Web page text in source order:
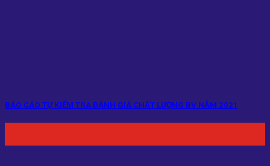
BÁO CÁO TỰ KIỂM TRA ĐÁNH GIÁ CHẤT LƯỢNG BV NĂM 2021